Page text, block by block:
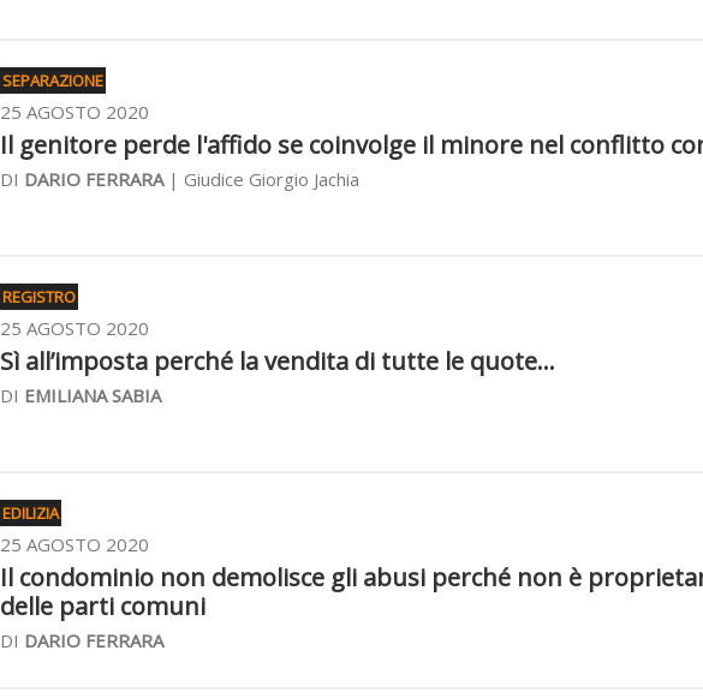
SEPARAZIONE
25 AGOSTO 2020
Il genitore perde l'affido se coinvolge il minore nel conflitto
DI DARIO FERRARA| Giudice Giorgio Jachia
REGISTRO
25 AGOSTO 2020
Sì all’imposta perché la vendita di tutte le quote...
DI EMILIANA SABIA
EDILIZIA
25 AGOSTO 2020
Il condominio non demolisce gli abusi perché non è
delle parti comuni
DI DARIO FERRARA